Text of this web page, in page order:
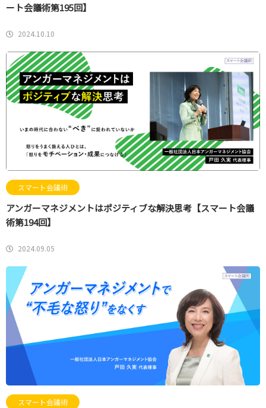
ート会議術第195回】
2024.10.10
スマート会議術
アンガーマネジメントはポジティブな解決思考【スマート会議
術第194回】
2024.09.05
スマート会議術